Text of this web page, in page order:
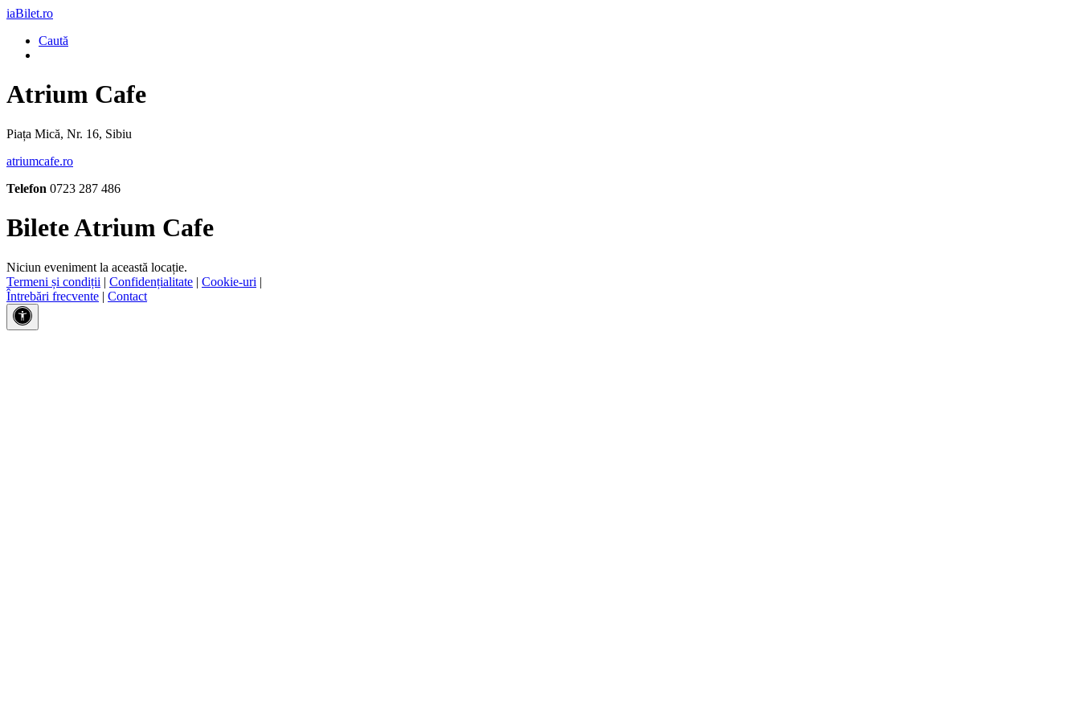
iaBilet.ro
Caută
Atrium Cafe
Piața Mică, Nr. 16, Sibiu
atriumcafe.ro
Telefon 0723 287 486
Bilete Atrium Cafe
Niciun eveniment la această locație.
Termeni și condiții | Confidențialitate | Cookie-uri |
Întrebări frecvente | Contact